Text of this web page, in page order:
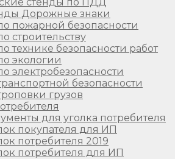
Дорожные знаки
пожарной безопасности
строительству
технике безопасности работ
экологии
электробезопасности
безопасности
грузов
для уголка потребителя
покупателя для ИП
потребителя 2019
потребителя для ИП